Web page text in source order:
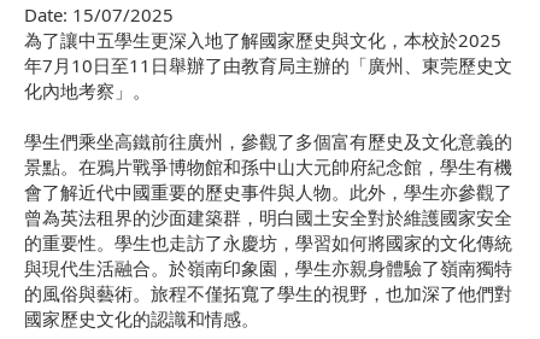
Date: 15/07/2025
為了讓中五學生更深入地了解國家歷史與文化，本校於2025
年7月10日至11日舉辦了由教育局主辦的「廣州、東莞歷史文
化內地考察」。
學生們乘坐高鐵前往廣州，參觀了多個富有歷史及文化意義的
景點。在鴉片戰爭博物館和孫中山大元帥府紀念館，學生有機
會了解近代中國重要的歷史事件與人物。此外，學生亦參觀了
曾為英法租界的沙面建築群，明白國土安全對於維護國家安全
的重要性。學生也走訪了永慶坊，學習如何將國家的文化傳統
與現代生活融合。於嶺南印象園，學生亦親身體驗了嶺南獨特
的風俗與藝術。旅程不僅拓寬了學生的視野，也加深了他們對
國家歷史文化的認識和情感。